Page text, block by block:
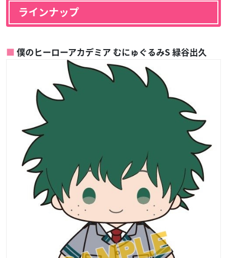
ラインナップ
僕のヒーローアカデミア むにゅぐるみS 緑谷出久